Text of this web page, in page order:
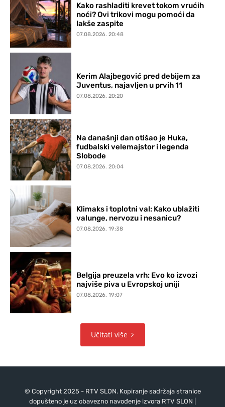
Kako rashladiti krevet tokom vrućih
noći? Ovi trikovi mogu pomoći da
lakše zaspite
07.08.2026. 20:48
Kerim Alajbegović pred debijem za
Juventus, najavljen u prvih 11
07.08.2026. 20:20
Na današnji dan otišao je Huka,
fudbalski velemajstor i legenda
Slobode
07.08.2026. 20:04
Klimaks i toplotni val: Kako ublažiti
valunge, nervozu i nesanicu?
07.08.2026. 19:38
Belgija preuzela vrh: Evo ko izvozi
najviše piva u Evropskoj uniji
07.08.2026. 19:07
Učitati više
© Copyright 2025 - RTV SLON. Kopiranje sadržaja stranice
dopušteno je uz obavezno navođenje izvora RTV SLON |